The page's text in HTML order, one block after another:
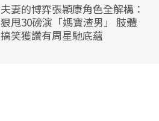
夫妻的博弈張頴康角色全解構：
狠甩30磅演「媽寶渣男」 肢體
搞笑獲讚有周星馳底蘊